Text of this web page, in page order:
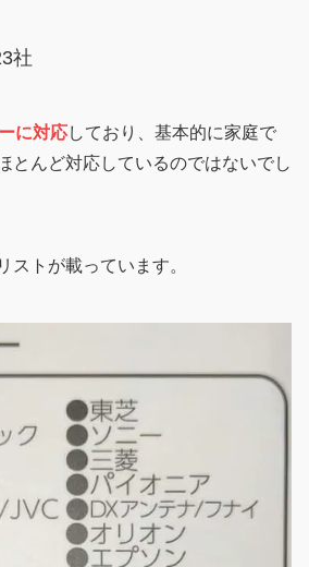
社
に対応しており、基本的に家庭で
とんど対応しているのではないでし
ストが載っています。